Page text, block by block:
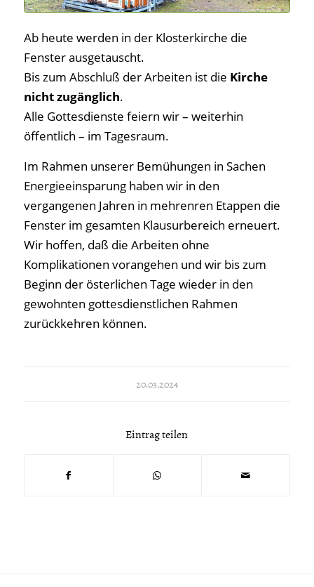
Ab heute werden in der Klosterkirche die
Fenster ausgetauscht.
Bis zum Abschluß der Arbeiten ist die Kirche
nicht zugänglich.
Alle Gottesdienste feiern wir – weiterhin
öffentlich – im Tagesraum.
Im Rahmen unserer Bemühungen in Sachen
Energieeinsparung haben wir in den
vergangenen Jahren in mehrenren Etappen die
Fenster im gesamten Klausurbereich erneuert.
Wir hoffen, daß die Arbeiten ohne
Komplikationen vorangehen und wir bis zum
Beginn der österlichen Tage wieder in den
gewohnten gottesdienstlichen Rahmen
zurückkehren können.
20.03.2024
Eintrag teilen